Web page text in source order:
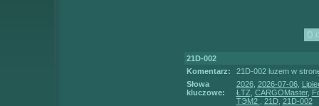
21D-002
Komentarz:
21D-002 luzem w
Słowa
kluczowe:
2026, 2026-07-06,
ŁTZ CARGOMaster,
TЭM2
21D, 21D-002